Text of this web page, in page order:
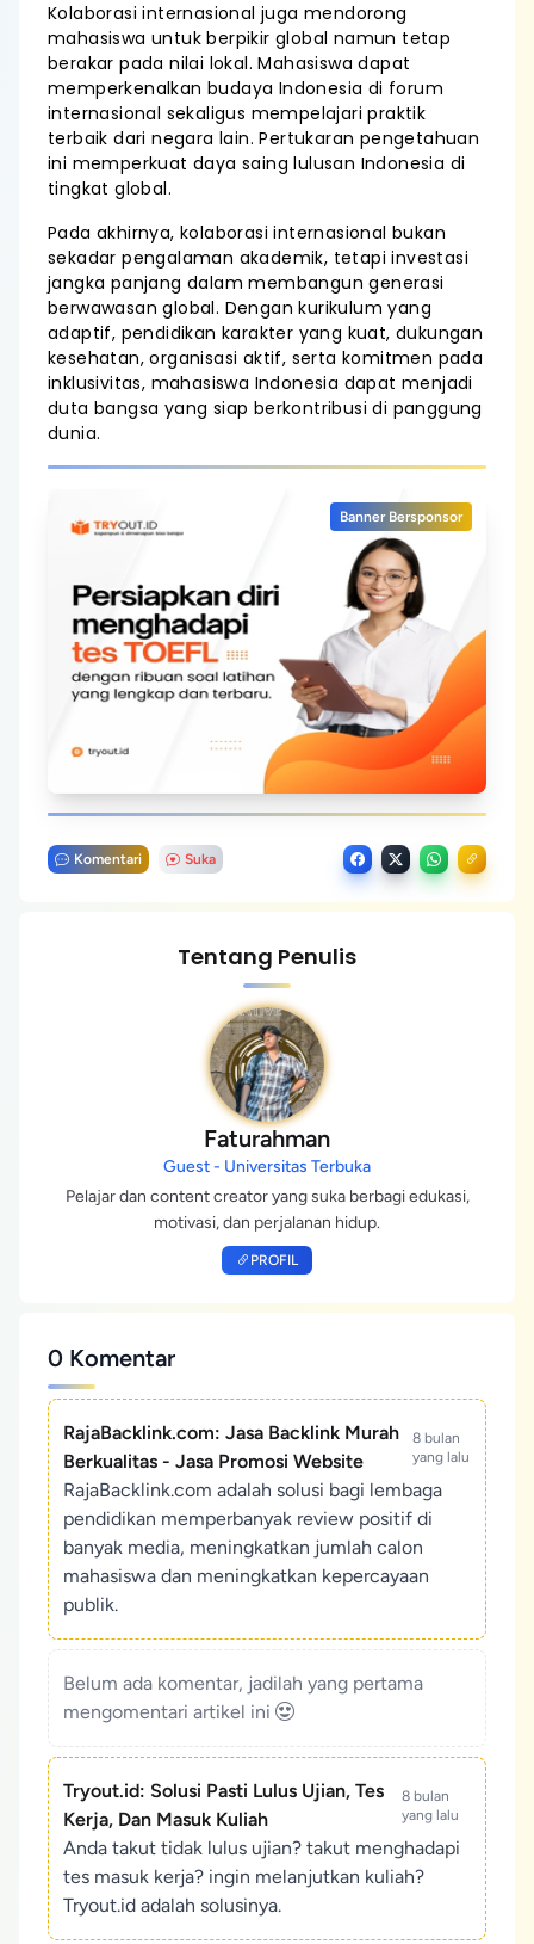
Kolaborasi internasional juga mendorong
mahasiswa untuk berpikir global namun tetap
berakar pada nilai lokal. Mahasiswa dapat
memperkenalkan budaya Indonesia di forum
internasional sekaligus mempelajari praktik
terbaik dari negara lain. Pertukaran pengetahuan
ini memperkuat daya saing lulusan Indonesia di
tingkat global.
Pada akhirnya, kolaborasi internasional bukan
sekadar pengalaman akademik, tetapi investasi
jangka panjang dalam membangun generasi
berwawasan global. Dengan kurikulum yang
adaptif, pendidikan karakter yang kuat, dukungan
kesehatan, organisasi aktif, serta komitmen pada
inklusivitas, mahasiswa Indonesia dapat menjadi
duta bangsa yang siap berkontribusi di panggung
dunia.
Banner Bersponsor
Komentari Suka
Tentang Penulis
Faturahman
Guest - Universitas Terbuka
Pelajar dan content creator yang suka berbagi edukasi,
motivasi, dan perjalanan hidup.
PROFIL
0 Komentar
RajaBacklink.com: Jasa Backlink Murah
Berkualitas - Jasa Promosi Website
8 bulan
yang lalu
RajaBacklink.com adalah solusi bagi lembaga
pendidikan memperbanyak review positif di
banyak media, meningkatkan jumlah calon
mahasiswa dan meningkatkan kepercayaan
publik.
Belum ada komentar, jadilah yang pertama
mengomentari artikel ini
Tryout.id: Solusi Pasti Lulus Ujian, Tes
Kerja, Dan Masuk Kuliah
8 bulan
yang lalu
Anda takut tidak lulus ujian? takut menghadapi
tes masuk kerja? ingin melanjutkan kuliah?
Tryout.id adalah solusinya.